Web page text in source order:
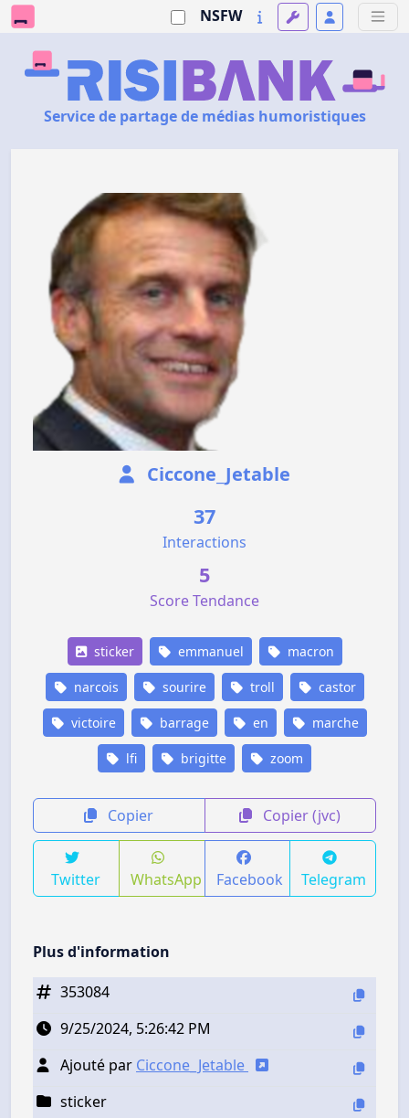
NSFW
Service de partage de médias humoristiques
Ciccone_Jetable
37
Interactions
5
Score Tendance
sticker emmanuel macron
narcois sourire troll castor
victoire barrage en marche
lfi brigitte zoom
Copier Copier (jvc)
Twitter WhatsApp Facebook Telegram
Plus d'information
353084
9/25/2024, 5:26:42 PM
Ajouté par Ciccone_Jetable
sticker